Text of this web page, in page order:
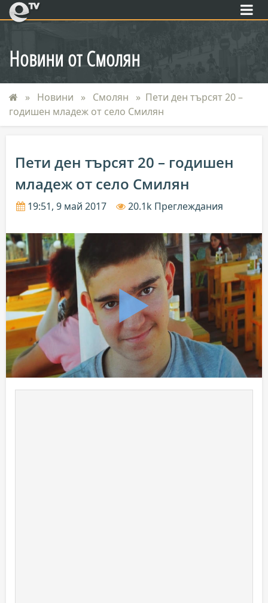
eTV
Новини от Смолян
Новини Смолян
Пети ден търсят 20 –
годишен младеж от село Смилян
Пети ден търсят 20 – годишен
младеж от село Смилян
19:51, 9 май 2017 20.1k Преглеждания